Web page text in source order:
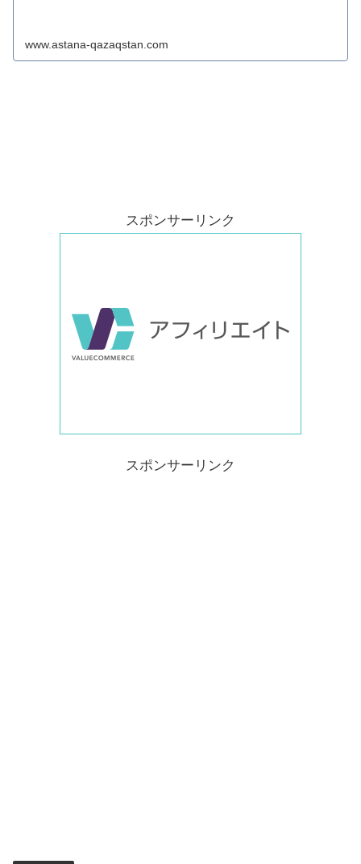
www.astana-qazaqstan.com
スポンサーリンク
スポンサーリンク